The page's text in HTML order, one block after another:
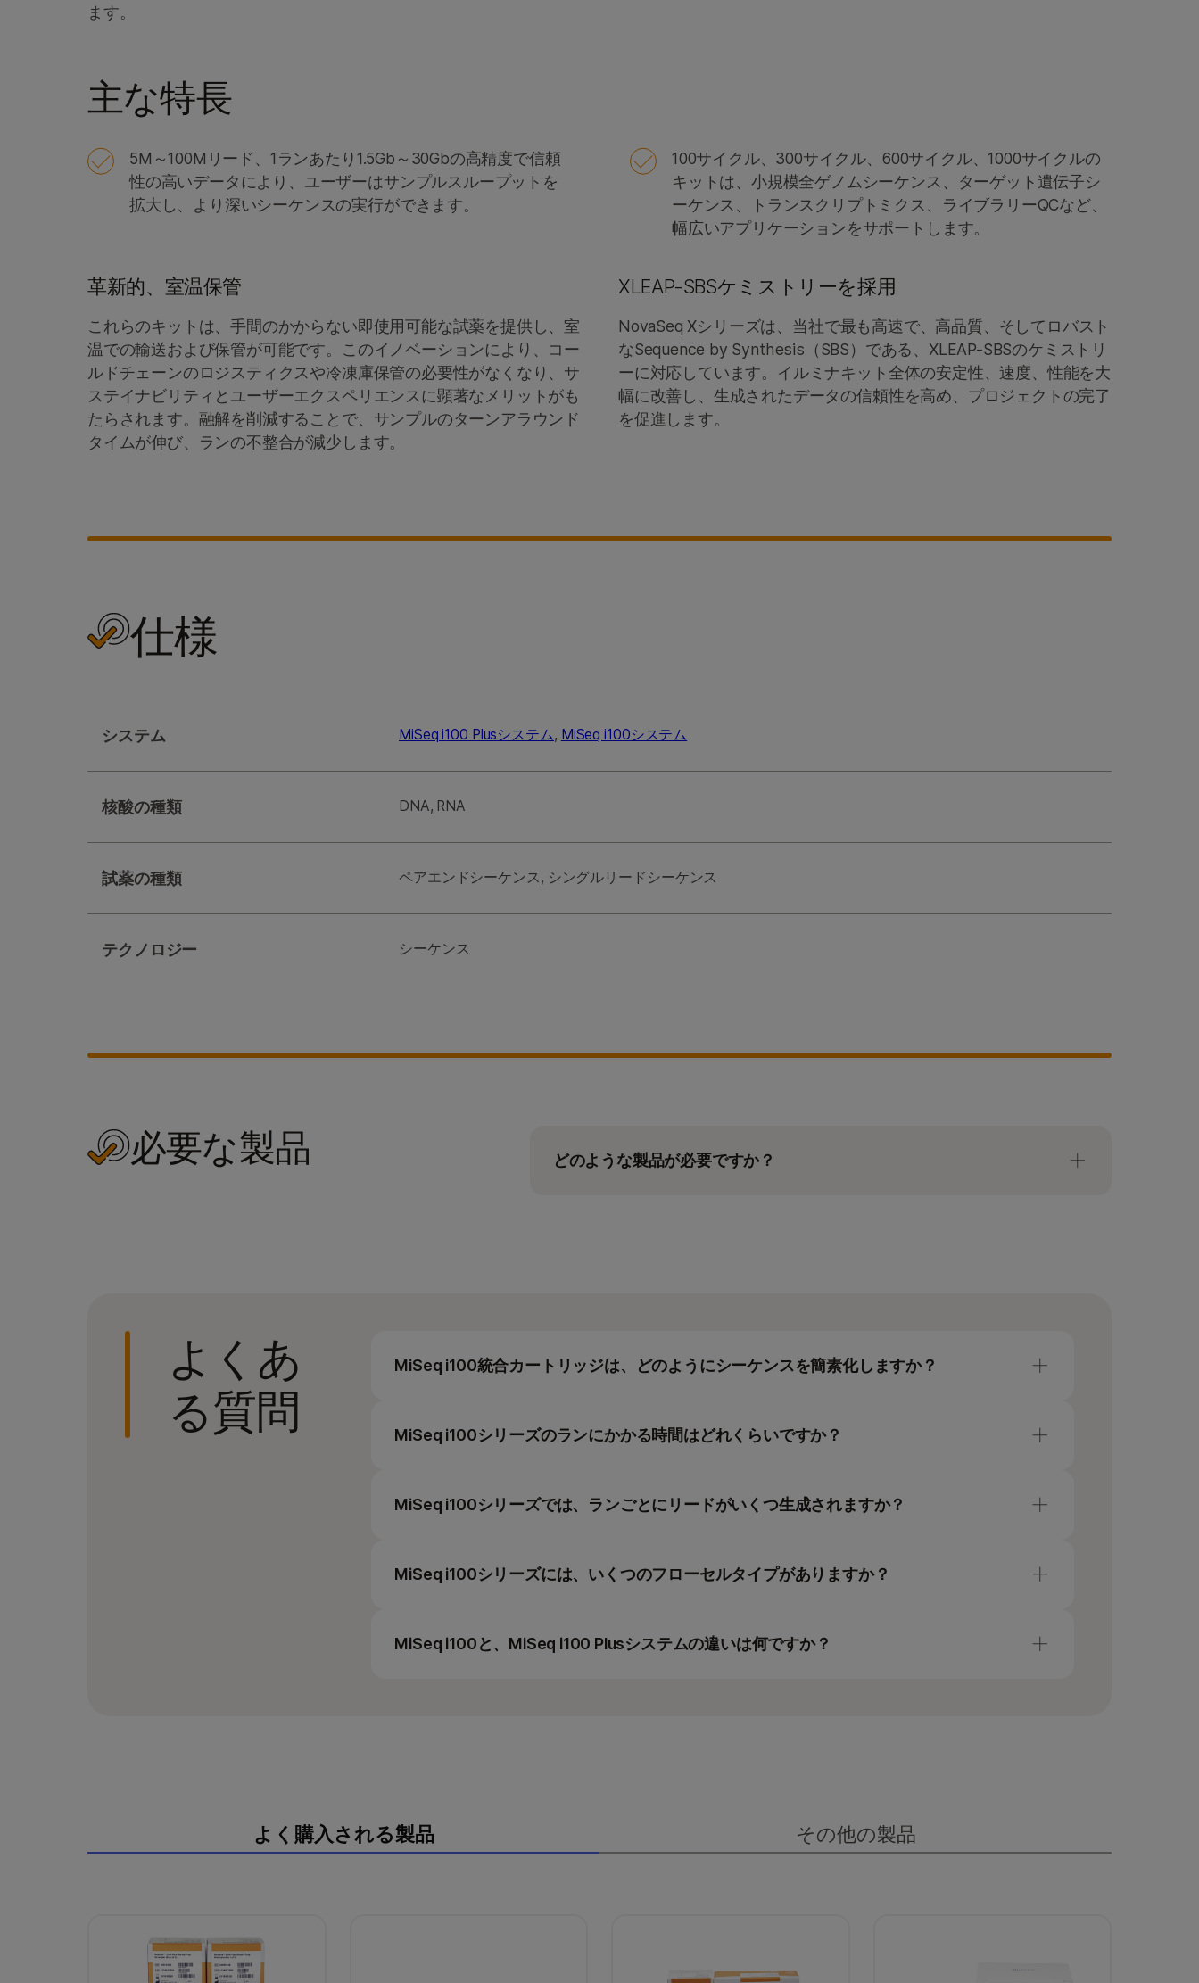
ます。
主な特長
5M～100Mリード、1ランあたり1.5Gb～30Gbの高精度で信頼
性の高いデータにより、ユーザーはサンプルスループットを
拡大し、より深いシーケンスの実行ができます。
100サイクル、300サイクル、600サイクル、1000サイクルの
キットは、小規模全ゲノムシーケンス、ターゲット遺伝子シ
ーケンス、トランスクリプトミクス、ライブラリーQCなど、
幅広いアプリケーションをサポートします。
革新的、室温保管
これらのキットは、手間のかからない即使用可能な試薬を提供し、室
温での輸送および保管が可能です。このイノベーションにより、コー
ルドチェーンのロジスティクスや冷凍庫保管の必要性がなくなり、サ
ステイナビリティとユーザーエクスペリエンスに顕著なメリットがも
たらされます。融解を削減することで、サンプルのターンアラウンド
タイムが伸び、ランの不整合が減少します。
XLEAP-SBSケミストリーを採用
NovaSeq Xシリーズは、当社で最も高速で、高品質、そしてロバスト
なSequence by Synthesis（SBS）である、XLEAP-SBSのケミストリ
ーに対応しています。イルミナキット全体の安定性、速度、性能を大
幅に改善し、生成されたデータの信頼性を高め、プロジェクトの完了
を促進します。
仕様
システム MiSeq i100 Plusシステム, MiSeq i100システム
核酸の種類 DNA, RNA
試薬の種類 ペアエンドシーケンス, シングルリードシーケンス
テクノロジー シーケンス
必要な製品 どのような製品が必要ですか？
よくあ
る質問
MiSeq i100統合カートリッジは、どのようにシーケンスを簡素化しますか？
使用し、それによりライブラリーローディングを簡素化し、シーケンスラン全体の効率を向
MiSeq i100シリーズのランにかかる時間はどれくらいですか？
トする複数の試薬構成があります。各構成のランタイムはさまざまです。ランタイムは約4
詳細については、
MiSeq i100シリーズ仕様 をご覧ください。
MiSeq i100シリーズでは、ランごとにリードがいくつ生成されますか？
ペアエンドリードの生成が可能です。」
MiSeq i100シリーズには、いくつのフローセルタイプがありますか？
び25MフローセルはMiSeq i100システムで、5M、25M、50M、100MフローセルはMiSeq
MiSeq i100と、MiSeq i100 Plusシステムの違いは何ですか？
よく購入される製品 その他の製品